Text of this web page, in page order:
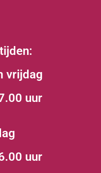
vrijdag
uur
uur